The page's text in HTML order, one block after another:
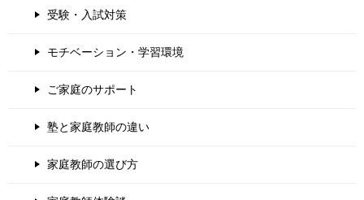
受験・入試対策
モチベーション・学習環境
ご家庭のサポート
塾と家庭教師の違い
家庭教師の選び方